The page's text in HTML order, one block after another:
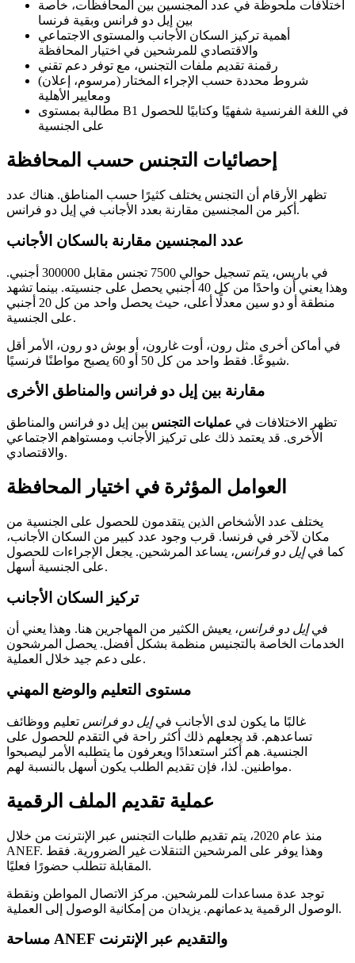
اختلافات ملحوظة في عدد المجنسين بين المحافظات، خاصة
بين إيل دو فرانس وبقية فرنسا
أهمية تركيز السكان الأجانب والمستوى الاجتماعي
والاقتصادي للمرشحين في اختيار المحافظة
رقمنة تقديم ملفات التجنس، مع توفر دعم تقني
شروط محددة حسب الإجراء المختار (مرسوم، إعلان)
ومعايير الأهلية
مطالبة بمستوى B1 في اللغة الفرنسية شفهيًا وكتابيًا للحصول
على الجنسية
إحصائيات التجنس حسب المحافظة
تظهر الأرقام أن التجنس يختلف كثيرًا حسب المناطق. هناك عدد
أكبر من المجنسين مقارنة بعدد الأجانب في إيل دو فرانس.
عدد المجنسين مقارنة بالسكان الأجانب
في باريس، يتم تسجيل حوالي 7500 تجنس مقابل 300000 أجنبي.
وهذا يعني أن واحدًا من كل 40 أجنبي يحصل على جنسيته. بينما تشهد
منطقة أو دو سين معدلًا أعلى، حيث يحصل واحد من كل 20 أجنبي
على الجنسية.
في أماكن أخرى مثل رون، أوت غارون، أو بوش دو رون، الأمر أقل
شيوعًا. فقط واحد من كل 50 أو 60 يصبح مواطنًا فرنسيًا.
مقارنة بين إيل دو فرانس والمناطق الأخرى
تظهر الاختلافات في عمليات التجنس بين إيل دو فرانس والمناطق
الأخرى. قد يعتمد ذلك على تركيز الأجانب ومستواهم الاجتماعي
والاقتصادي.
العوامل المؤثرة في اختيار المحافظة
يختلف عدد الأشخاص الذين يتقدمون للحصول على الجنسية من
مكان لآخر في فرنسا. قرب وجود عدد كبير من السكان الأجانب،
كما فيإيل دو فرانس، يساعد المرشحين. يجعل الإجراءات للحصول
على الجنسية أسهل.
تركيز السكان الأجانب
فيإيل دو فرانس، يعيش الكثير من المهاجرين هنا. وهذا يعني أن
الخدمات الخاصة بالتجنيس منظمة بشكل أفضل. يحصل المرشحون
على دعم جيد خلال العملية.
مستوى التعليم والوضع المهني
غالبًا ما يكون لدى الأجانب فيإيل دو فرانس تعليم ووظائف
تساعدهم. قد يجعلهم ذلك أكثر راحة في التقدم للحصول على
الجنسية. هم أكثر استعدادًا ويعرفون ما يتطلبه الأمر ليصبحوا
مواطنين. لذا، فإن تقديم الطلب يكون أسهل بالنسبة لهم.
عملية تقديم الملف الرقمية
منذ عام 2020، يتم تقديم طلبات التجنس عبر الإنترنت من خلال
ANEF. وهذا يوفر على المرشحين التنقلات غير الضرورية. فقط
المقابلة تتطلب حضورًا فعليًا.
توجد عدة مساعدات للمرشحين. مركز الاتصال المواطن ونقطة
الوصول الرقمية يدعمانهم. يزيدان من إمكانية الوصول إلى العملية.
مساحة ANEF والتقديم عبر الإنترنت